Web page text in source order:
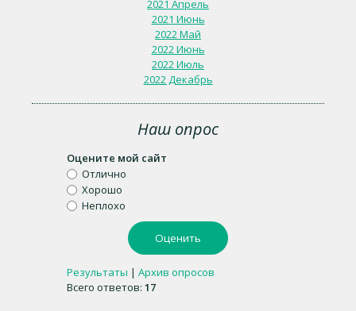
2021 Апрель
2021 Июнь
2022 Май
2022 Июнь
2022 Июль
2022 Декабрь
Наш опрос
Оцените мой сайт
Отлично
Хорошо
Неплохо
Результаты | Архив опросов
Всего ответов: 17